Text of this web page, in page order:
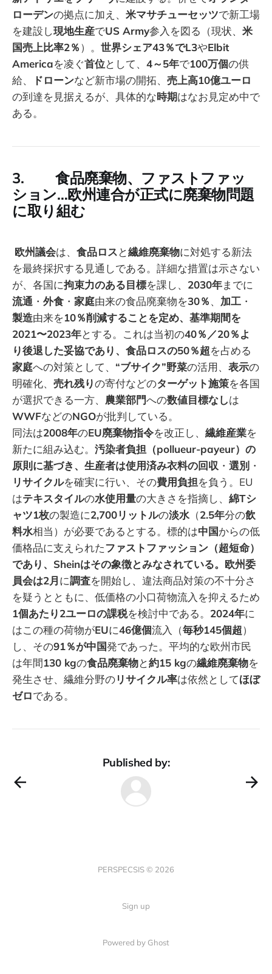
ローデンの拠点に加え、 米マサチューセッツで新工場
を建設し現地生産でUS Army参入を図る（現状、 米
国売上比率2％）。 世界シェア43％でL3やElbit
Americaを凌ぐ首位として、 4～5年で100万個の供
給、
ドローンなど新市場の開拓、 売上高10億ユーロ
の到達を見据えるが、具体的な時期はなお見定め中で
ある。
3. 食品廃棄物、ファストファッ
ション…欧州連合が正式に廃棄物問題
に取り組む
欧州議会は、 食品ロスと繊維廃棄物に対処する新法
を最終採択する見通しである。詳細な措置は示さない
が、各国に拘束力のある目標を課し、 2030年までに
流通 ・ 外食 ・ 家庭由来の食品廃棄物を30％、 加工 ・
製造由来を10％削減することを定め、基準期間を
2021〜2023年とする。これは当初の40％／20％よ
り後退した妥協であり、食品ロスの50％超を占める
家庭への対策として、 “ブサイク”野菜の活用、 表示の
明確化、 売れ残りの寄付などのターゲット施策を各国
が選択できる一方、 農業部門への数値目標なしは
WWFなどのNGOが批判している。
同法は2008年のEU廃棄物指令を改正し、 繊維産業を
新たに組み込む。 汚染者負担（pollueur-payeur）の
原則に基づき、生産者は使用済み衣料の回収 ・ 選別 ・
リサイクルを確実に行い、その費用負担を負う。EU
はテキスタイルの水使用量の大きさを指摘し、 綿Tシ
ャツ1枚の製造に2,700リットルの淡水 （2.5年分の飲
料水相当）が必要であるとする。標的は中国からの低
価格品に支えられたファストファッション（超短命）
であり、Sheinはその象徴とみなされている。欧州委
員会は2月に調査を開始し、違法商品対策の不十分さ
を疑うとともに、低価格の小口荷物流入を抑えるため
1個あたり2ユーロの課税を検討中である。 2024年に
はこの種の荷物がEUに46億個流入（毎秒145個超）
し、その91％が中国発であった。平均的な欧州市民
は年間130 kgの食品廃棄物と約15 kgの繊維廃棄物を
発生させ、繊維分野のリサイクル率は依然としてほぼ
ゼロである。
Published by:
PERSPECSIS © 2026
Sign up
Powered by Ghost